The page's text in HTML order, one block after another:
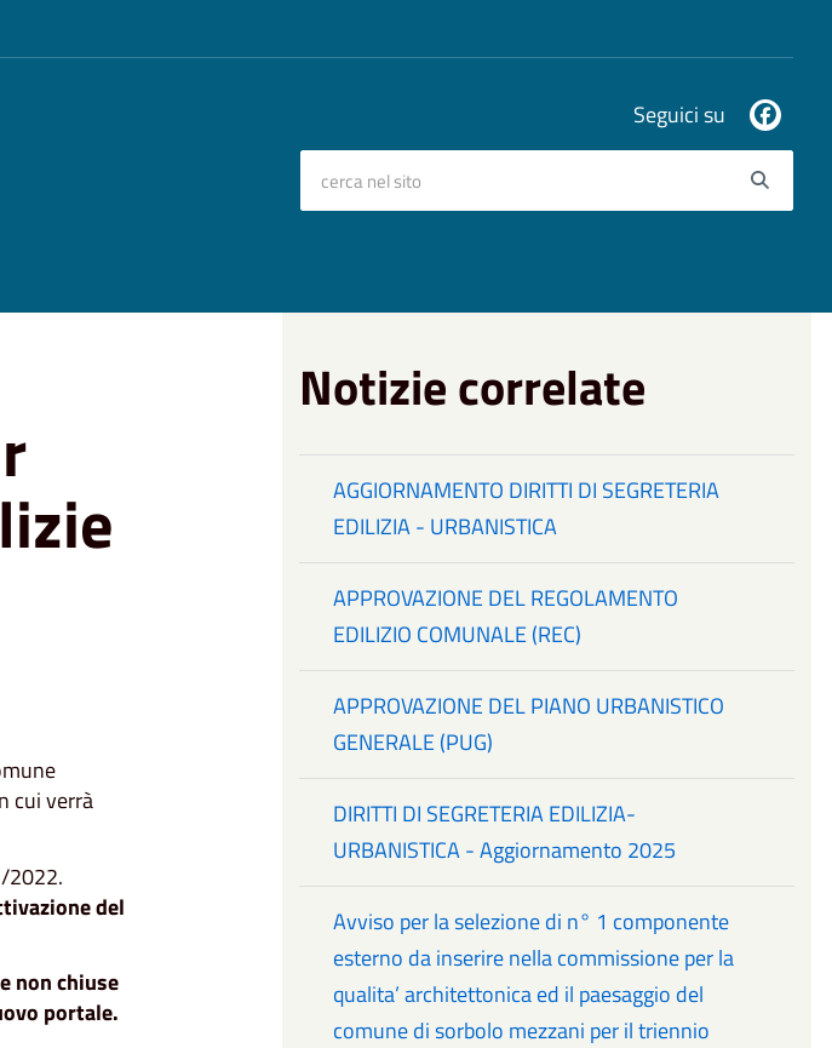
Seguici su
cui verrà
2022.
del
non chiuse
portale.
Notizie correlate
AGGIORNAMENTO DIRITTI DI SEGRETERIA
EDILIZIA - URBANISTICA
APPROVAZIONE DEL REGOLAMENTO
EDILIZIO COMUNALE (REC)
APPROVAZIONE DEL PIANO URBANISTICO
GENERALE (PUG)
DIRITTI DI SEGRETERIA EDILIZIA-
URBANISTICA - Aggiornamento 2025
Avviso per la selezione di n° 1 componente
esterno da inserire nella commissione per la
qualita’ architettonica ed il paesaggio del
comune di sorbolo mezzani per il triennio